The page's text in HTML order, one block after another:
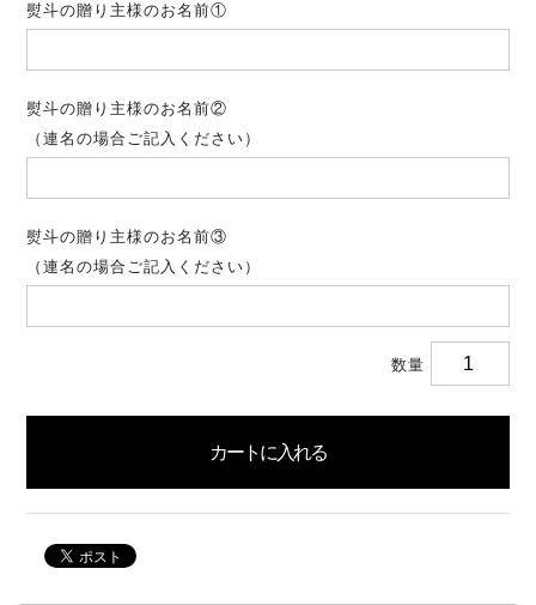
熨斗の贈り主様のお名前①
熨斗の贈り主様のお名前②
（連名の場合ご記入ください）
熨斗の贈り主様のお名前③
（連名の場合ご記入ください）
数量